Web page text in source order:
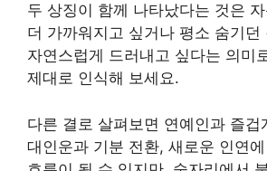
두 상징이 함께 나타났다는 것은
더 가까워지고 싶거나 평소 숨기던
자연스럽게 드러내고 싶다는 의미
제대로 인식해 보세요.
다른 결로 살펴보면 연예인과 즐겁
대인운과 기분 전환, 새로운 인연